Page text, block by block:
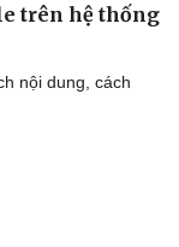
trên hệ thống
nội dung, cách